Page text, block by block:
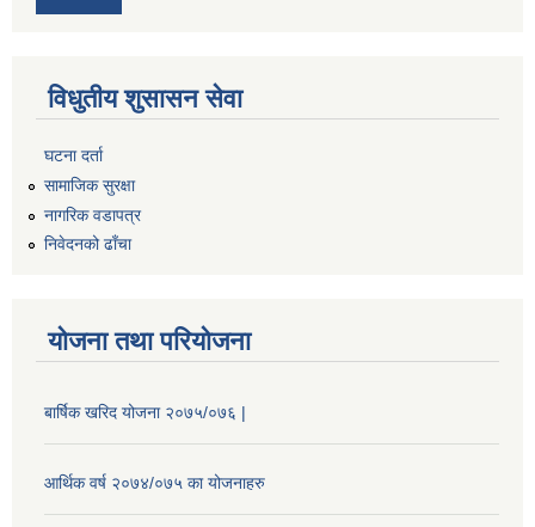
विधुतीय शुसासन सेवा
घटना दर्ता
सामाजिक सुरक्षा
नागरिक वडापत्र
निवेदनको ढाँचा
योजना तथा परियोजना
बार्षिक खरिद योजना २०७५/०७६ |
आर्थिक वर्ष २०७४/०७५ का योजनाहरु